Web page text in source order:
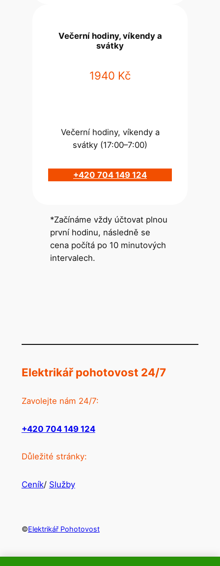
Večerní hodiny, víkendy a
svátky
1940 Kč
Večerní hodiny, víkendy a
svátky (17:00–7:00)
+420 704 149 124
*Začínáme vždy účtovat plnou
první hodinu, následně se
cena počítá po 10 minutových
intervalech.
Elektrikář pohotovost 24/7
Zavolejte nám 24/7:
+420 704 149 124
Důležité stránky:
Ceník/ Služby
©Elektrikář Pohotovost